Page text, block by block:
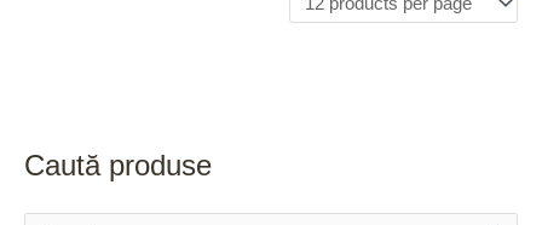
Caută produse